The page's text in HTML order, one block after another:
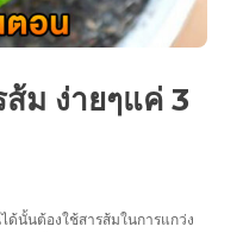
ม ง่ายๆแค่ 3
ด้นั้นต้องใช้สารส้มในการแกว่ง